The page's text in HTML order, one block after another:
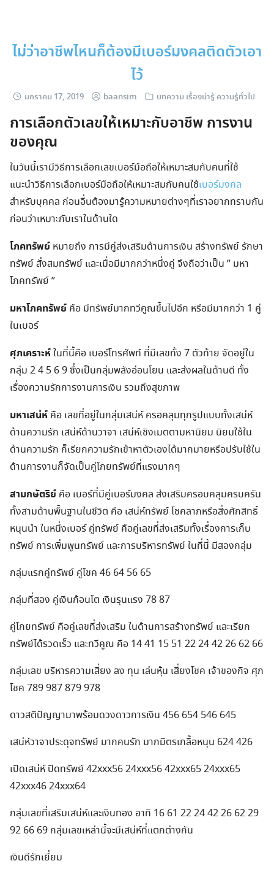
ไม่ว่าอาชีพไหนก็ต้องมีเบอร์มงคลติดตัวเอา
ไว้
มกราคม 17, 2019 baansim บทความ เรื่องน่ารู้ ความรู้ทั่วไป
การเลือกตัวเลขให้เหมาะกับอาชีพ การงาน
ของคุณ
ในวันนี้เรามีวิธีการเลือกเลขเบอร์มือถือให้เหมาะสมกับคนที่ใช้
แนะนำวิธีการเลือกเบอร์มือถือให้เหมาะสมกับคนใช้เบอร์มงคล
สำหรับบุคคล ก่อนอื่นต้องมารู้ความหมายต่างๆที่เราอยากทราบกัน
ก่อนว่าเหมาะกับเราในด้านใด
โภคทรัพย์ หมายถึง การมีคู่ส่งเสริมด้านการเงิน สร้างทรัพย์ รักษา
ทรัพย์ สั่งสมทรัพย์ และเมื่อมีมากกว่าหนึ่งคู่ จึงถือว่าเป็น ” มหา
โภคทรัพย์ ”
มหาโภคทรัพย์ คือ มีทรัพย์มากทวีคูณขึ้นไปอีก หรือมีมากกว่า 1 คู่
ในเบอร์
ศุภเคราะห์ในที่นี้คือ เบอร์โทรศัพท์ ที่มีเลขทั้ง 7 ตัวท้าย จัดอยู่ใน
กลุ่ม 2 4 5 6 9 ซึ่งเป็นกลุ่มพลังอ่อนโยน และส่งผลในด้านดี ทั้ง
เรื่องความรักการงานการเงิน รวมถึงสุขภาพ
มหาเสน่ห์ คือ เลขที่อยู่ในกลุ่มเสน่ห์ ครอคลุมทุกรูปแบบทั้งเสน่ห์
ด้านความรัก เสน่ห์ด้านวาจา เสน่ห์เชิงเมตตามหานิยม นิยมใช้ใน
ด้านความรัก ก็เรียกความรักเข้าหาตัวเองได้มากมายหรือปรับใช้ใน
ด้านการงานก็จัดเป็นคู่โกยทรัพย์ที่แรงมากๆ
สามกษัตริย์ คือ เบอร์ที่มีคู่เบอร์มงคล ส่งเสริมครอบคลุมครบครัน
ทั้งสามด้านพื้นฐานในชีวิต คือ เสน่ห์ทรัพย์ โชคลาภหรือสิ่งศักสิทธิ์
หนุนนำ ในหนึ่งเบอร์ คู่ทรัพย์ คือคู่เลขที่ส่งเสริมทั้งเรื่องการเก็บ
ทรัพย์ การเพิ่มพูนทรัพย์ และการบริหารทรัพย์ ในที่นี้ มีสองกลุ่ม
กลุ่มแรกคู่ทรัพย์ คู่โชค 46 64 56 65
กลุ่มที่สอง คู่เงินก้อนโต เงินรุนแรง 78 87
คู่โกยทรัพย์ คือคู่เลขที่ส่งเสริม ในด้านการสร้างทรัพย์ และเรียก
ทรัพย์ได้รวดเร็ว และทวีคูณ คือ 14 41 15 51 22 24 42 26 62 66
กลุ่มเลข บริหารความเสี่ยง ลง ทุน เล่นหุ้น เสี่ยงโชค เจ้าของกิจ ศุภ
โชค 789 987 879 978
ดาวสติปัญญามาพร้อมดวงดาวการเงิน 456 654 546 645
เสน่ห์วาจาประดุจทรัพย์ มากคนรัก มากมิตรเกลื้อหนุน 624 426
เปิดเสน่ห์ ปิดทรัพย์ 42xxx56 24xxx56 42xxx65 24xxx65
42xxx46 24xxx64
กลุ่มเลขที่เสริมเสน่ห์และเงินทอง อาทิ 16 61 22 24 42 26 62 29
92 66 69 กลุ่มเลขเหล่านี้จะมีเสน่ห์ที่แตกต่างกัน
เงินดีรักเยี่ยม